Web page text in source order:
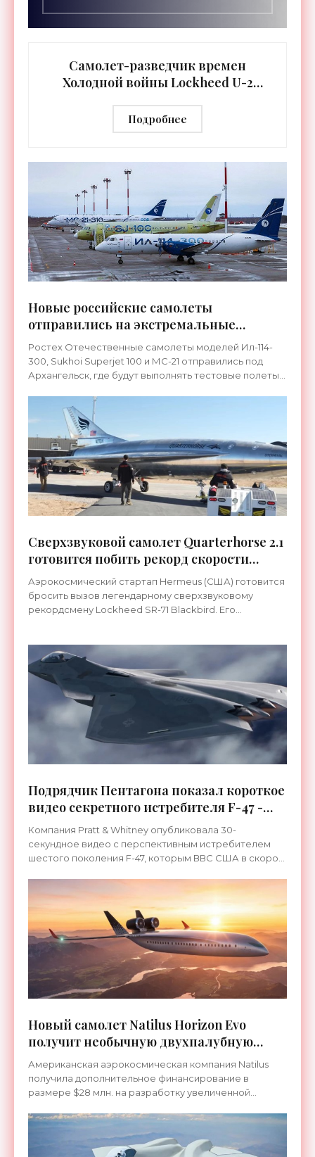
Самолет-разведчик времен
Холодной войны Lockheed U-2
- «Техника»
Подробнее
Новые российские самолеты
отправились на экстремальные
испытания - «Техника»
Ростех Отечественные самолеты моделей Ил-114-
300, Sukhoi Superjet 100 и МС-21 отправились под
Архангельск, где будут выполнять тестовые полеты
Сверхзвуковой самолет Quarterhorse 2.1
готовится побить рекорд скорости
знаменитого Blackbird полувековой
давности - «Техника»
Аэрокосмический стартап Hermeus (США) готовится
бросить вызов легендарному сверхзвуковому
рекордсмену Lockheed SR-71 Blackbird. Его
Подрядчик Пентагона показал короткое
видео секретного истребителя F-47 -
«Оружие»
Компания Pratt & Whitney опубликовала 30-
секундное видео с перспективным истребителем
шестого поколения F-47, которым ВВС США в скором
Новый самолет Natilus Horizon Evo
получит необычную двухпалубную
конструкцию - «Техника»
Американская аэрокосмическая компания Natilus
получила дополнительное финансирование в
размере $28 млн. на разработку увеличенной
где основная